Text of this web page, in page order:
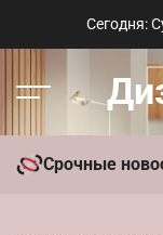
Сегодня:
Меню
Срочные
ароматы для